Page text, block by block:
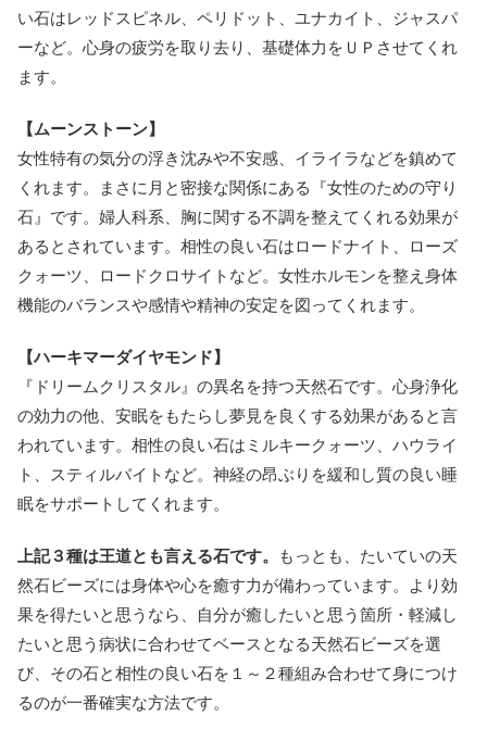
い石はレッドスピネル、ペリドット、ユナカイト、ジャスパ
ーなど。心身の疲労を取り去り、基礎体力をＵＰさせてくれ
ます。
【ムーンストーン】
女性特有の気分の浮き沈みや不安感、イライラなどを鎮めて
くれます。まさに月と密接な関係にある『女性のための守り
石』です。婦人科系、胸に関する不調を整えてくれる効果が
あるとされています。相性の良い石はロードナイト、ローズ
クォーツ、ロードクロサイトなど。女性ホルモンを整え身体
機能のバランスや感情や精神の安定を図ってくれます。
【ハーキマーダイヤモンド】
『ドリームクリスタル』の異名を持つ天然石です。心身浄化
の効力の他、安眠をもたらし夢見を良くする効果があると言
われています。相性の良い石はミルキークォーツ、ハウライ
ト、スティルバイトなど。神経の昂ぶりを緩和し質の良い睡
眠をサポートしてくれます。
上記３種は王道とも言える石です。
もっとも、たいていの天
然石ビーズには身体や心を癒す力が備わっています。より効
果を得たいと思うなら、自分が癒したいと思う箇所・軽減し
たいと思う病状に合わせてベースとなる天然石ビーズを選
び、その石と相性の良い石を１～２種組み合わせて身につけ
るのが一番確実な方法です。